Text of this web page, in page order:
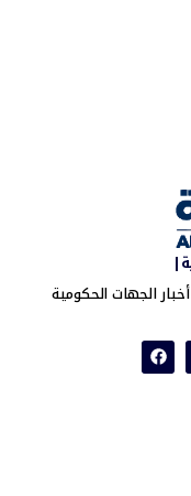
الجهات الحكومية